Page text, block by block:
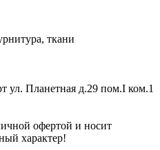
ткани
ул. Планетная д.29 пом.I ком.1
офертой и носит
характер!